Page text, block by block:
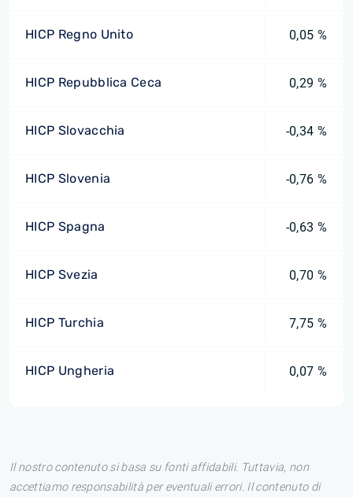
HICP Regno Unito 0,05 %
HICP Repubblica Ceca 0,29 %
HICP Slovacchia -0,34 %
HICP Slovenia -0,76 %
HICP Spagna -0,63 %
HICP Svezia 0,70 %
HICP Turchia 7,75 %
HICP Ungheria 0,07 %
Il nostro contenuto si basa su fonti affidabili. Tuttavia, non
accettiamo responsabilità per eventuali errori. Il contenuto di